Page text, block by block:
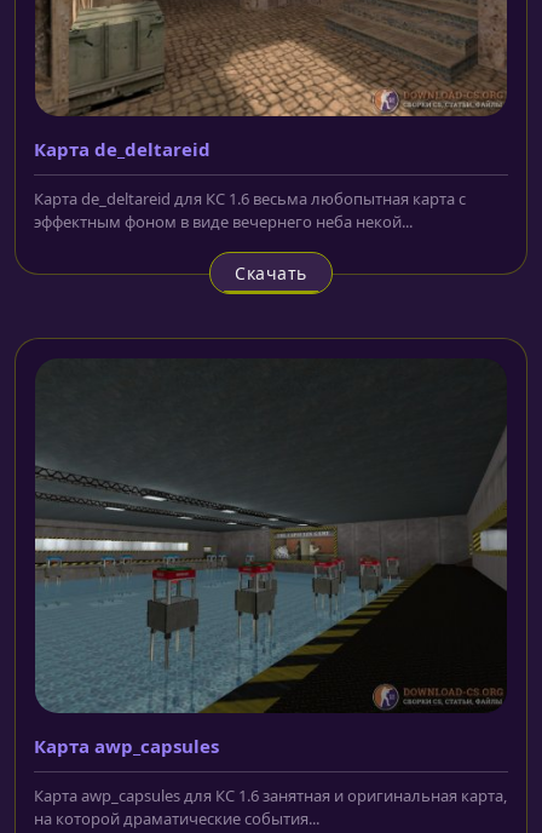
Карта de_deltareid
Карта de_deltareid для КС 1.6 весьма любопытная карта с
эффектным фоном в виде вечернего неба некой...
Скачать
Карта awp_capsules
Карта awp_capsules для КС 1.6 занятная и оригинальная карта,
на которой драматические события...